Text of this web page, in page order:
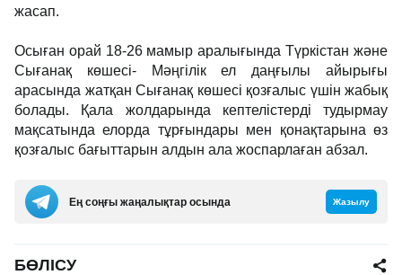
жасап.
Осыған орай 18-26 мамыр аралығында Түркістан және
Сығанақ көшесі- Мәңгілік ел даңғылы айырығы
арасында жатқан Сығанақ көшесі қозғалыс үшін жабық
болады. Қала жолдарында кептелістерді тудырмау
мақсатында елорда тұрғындары мен қонақтарына өз
қозғалыс бағыттарын алдын ала жоспарлаған абзал.
Ең соңғы жаңалықтар осында Жазылу
БӨЛІСУ